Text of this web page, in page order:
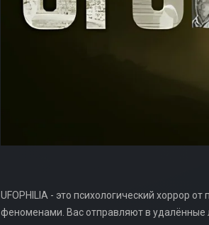
UFOPHILIA - это психологический хоррор
феноменами. Вас отправляют в удалённые